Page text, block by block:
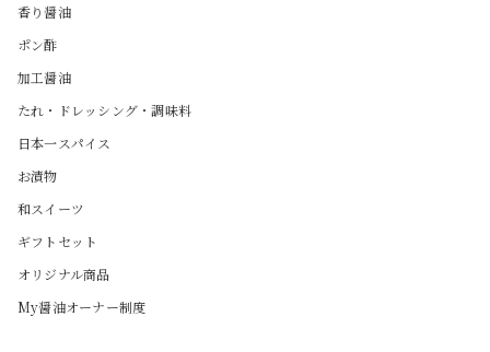
香り醤油
ポン酢
加工醤油
たれ・ドレッシング・調味料
日本一スパイス
お漬物
和スイーツ
ギフトセット
オリジナル商品
My醤油オーナー制度